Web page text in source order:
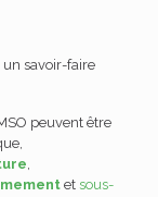
un savoir-faire
peuvent être
,
et sous-